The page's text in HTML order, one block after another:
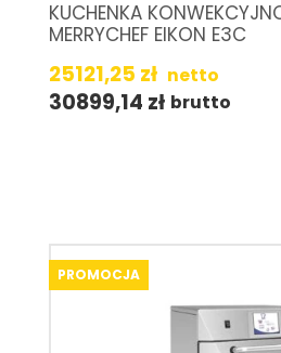
KUCHENKA
MERRYCHEF EIKON E3C
25121,25 zł netto
30899,14 zł brutto
PROMOCJA